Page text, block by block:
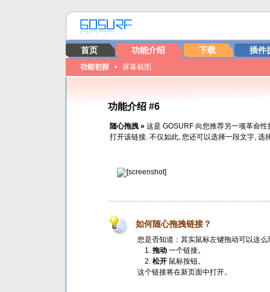
首页 功能介绍 下载 插件
功能初探 • 屏幕截图
功能介绍 #6
随心拖拽 » 这是 GOSURF 向您推荐另一项革命
打开该链接. 不仅如此, 您还可以选择一段文字,
如何随心拖拽链接？
您是否知道：其实鼠标左键拖动可以这么
拖动一个链接。
松开鼠标按钮。
这个链接将在新页面中打开。